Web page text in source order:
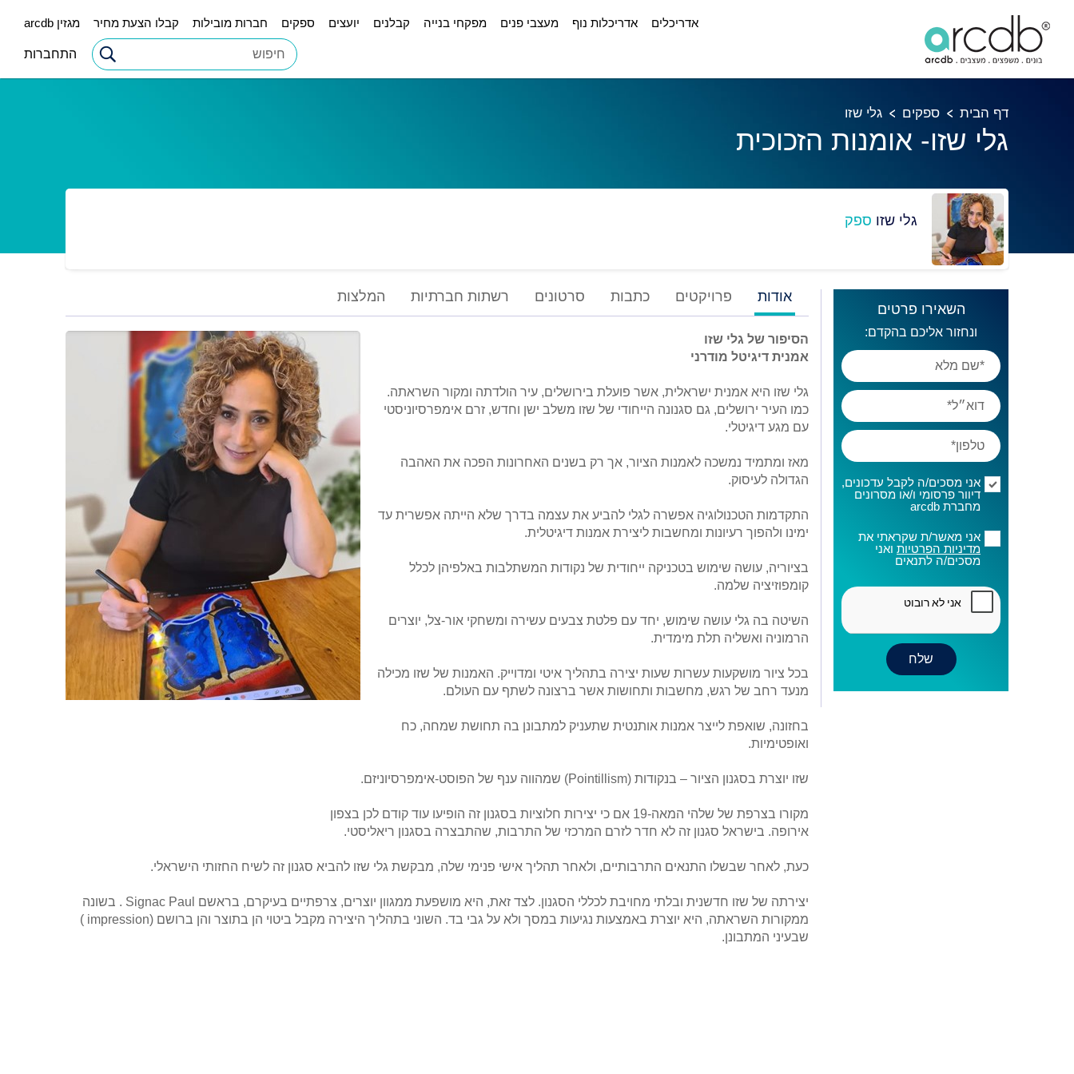
אדריכלים אדריכלות נוף מעצבי פנים מפקחי בנייה קבלנים יועצים ספקים חברות מובילות קבלו הצעת מחיר מגזין arcdb
התחברות
דף הבית ספקים גלי שזו
גלי שזו- אומנות הזכוכית
גלי שזו ספק
השאירו פרטים
ונחזור אליכם בהקדם:
אני מסכים/ה לקבל עדכונים,
דיוור פרסומי ו/או מסרונים
מחברת arcdb
אני מאשר/ת שקראתי את
מדיניות הפרטיות ואני
מסכים/ה לתנאים
אודות פרויקטים כתבות סרטונים רשתות חברתיות המלצות
הסיפור של גלי שזו
אמנית דיגיטל מודרני
גלי שזו היא אמנית ישראלית, אשר פועלת בירושלים, עיר הולדתה ומקור השראתה.
כמו העיר ירושלים, גם סגנונה הייחודי של שזו משלב ישן וחדש, זרם אימפרסיוניסטי
עם מגע דיגיטלי.
מאז ומתמיד נמשכה לאמנות הציור, אך רק בשנים האחרונות הפכה את האהבה
הגדולה לעיסוק.
התקדמות הטכנולוגיה אפשרה לגלי להביע את עצמה בדרך שלא הייתה אפשרית עד
ימינו ולהפוך רעיונות ומחשבות ליצירת אמנות דיגיטלית.
בציוריה, עושה שימוש בטכניקה ייחודית של נקודות המשתלבות באלפיהן לכלל
קומפוזיציה שלמה.
השיטה בה גלי עושה שימוש, יחד עם פלטת צבעים עשירה ומשחקי אור-צל, יוצרים
הרמוניה ואשליה תלת מימדית.
בכל ציור מושקעות עשרות שעות יצירה בתהליך איטי ומדוייק. האמנות של שזו מכילה
מנעד רחב של רגש, מחשבות ותחושות אשר ברצונה לשתף עם העולם.
בחזונה, שואפת לייצר אמנות אותנטית שתעניק למתבונן בה תחושת שמחה, כח
ואופטימיות.
שזו יוצרת בסגנון הציור – בנקודות (Pointillism) שמהווה ענף של הפוסט-אימפרסיוניזם.
מקורו בצרפת של שלהי המאה-19 אם כי יצירות חלוציות בסגנון זה הופיעו עוד קודם לכן בצפון
אירופה. בישראל סגנון זה לא חדר לזרם המרכזי של התרבות, שהתבצרה בסגנון ריאליסטי.
כעת, לאחר שבשלו התנאים התרבותיים, ולאחר תהליך אישי פנימי שלה, מבקשת גלי שזו להביא סגנון זה לשיח החזותי הישראלי.
יצירתה של שזו חדשנית ובלתי מחויבת לכללי הסגנון. לצד זאת, היא מושפעת ממגוון יוצרים, צרפתיים בעיקרם, בראשם Signac Paul . בשונה
ממקורות השראתה, היא יוצרת באמצעות נגיעות במסך ולא על גבי בד. השוני בתהליך היצירה מקבל ביטוי הן בתוצר והן ברושם (impression )
שבעיני המתבונן.